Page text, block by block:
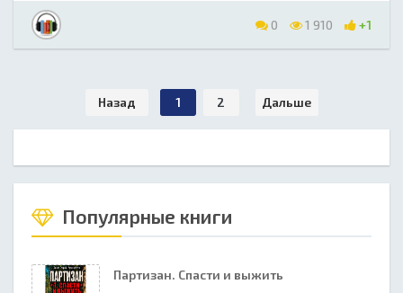
0 1 910 +1
Назад 1 2 Дальше
Популярные книги
Партизан. Спасти и выжить